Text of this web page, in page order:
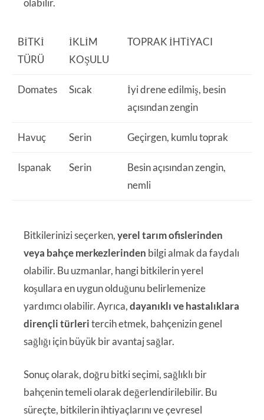
olabilir.
BITKI
TÜRÜ
İKLIM
KOŞULU
TOPRAK İHTIYACI
Domates Sıcak
İyi drene edilmiş, besin
açısından zengin
Havuç Serin Geçirgen, kumlu toprak
Ispanak Serin
Besin açısından zengin,
nemli
Bitkilerinizi seçerken,yerel tarım ofislerinden
veya bahçe merkezlerinden bilgi almak da faydalı
olabilir. Bu uzmanlar, hangi bitkilerin yerel
koşullara en uygun olduğunu belirlemenize
yardımcı olabilir. Ayrıca,dayanıklı ve hastalıklara
dirençli türleritercih etmek, bahçenizin genel
sağlığı için büyük bir avantaj sağlar.
Sonuç olarak, doğru bitki seçimi, sağlıklı bir
bahçenin temeli olarak değerlendirilebilir. Bu
süreçte, bitkilerin ihtiyaçlarını ve çevresel